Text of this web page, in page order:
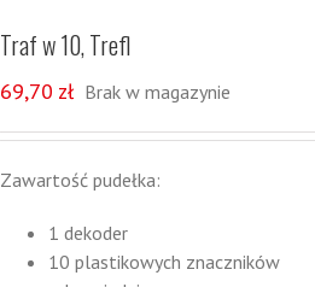
Traf w 10, Trefl
69,70 zł Brak w magazynie
Zawartość pudełka:
1 dekoder
10 plastikowych znaczników